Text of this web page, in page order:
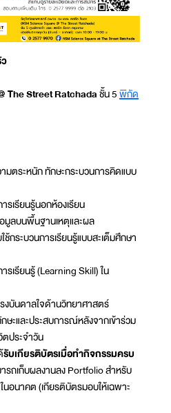
The Street Ratchadaชั้น 5พิกัด
มตระหนัก ทักษะกระบวนการคิดแบบ
รเรียนรู้นอกห้องเรียน
อมูลบนพื้นฐานเหตุและผล
กระบวนการเรียนรู้แบบสะเต็มศึกษา
เรียนรู้ (Learning Skill) ใน
รงบันดาลใจด้านวิทยาศาสตร์
ษะและประสบการณ์หลังจากเข้าร่วม
ตประจำวัน
รับเกียรติบัตรเมื่อทำกิจกรรมครบ
รถเก็บผลงานลง Portfolio สำหรับ
อนาคต (เกียรติบัตรมอบให้เฉพาะ